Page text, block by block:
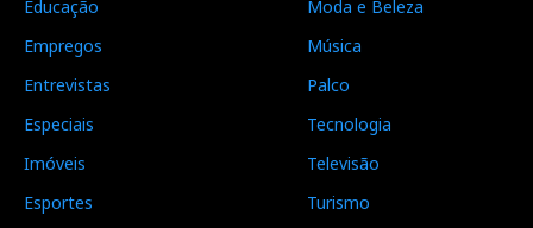
Educação
Empregos
Entrevistas
Especiais
Imóveis
Esportes
Moda e Beleza
Música
Palco
Tecnologia
Televisão
Turismo